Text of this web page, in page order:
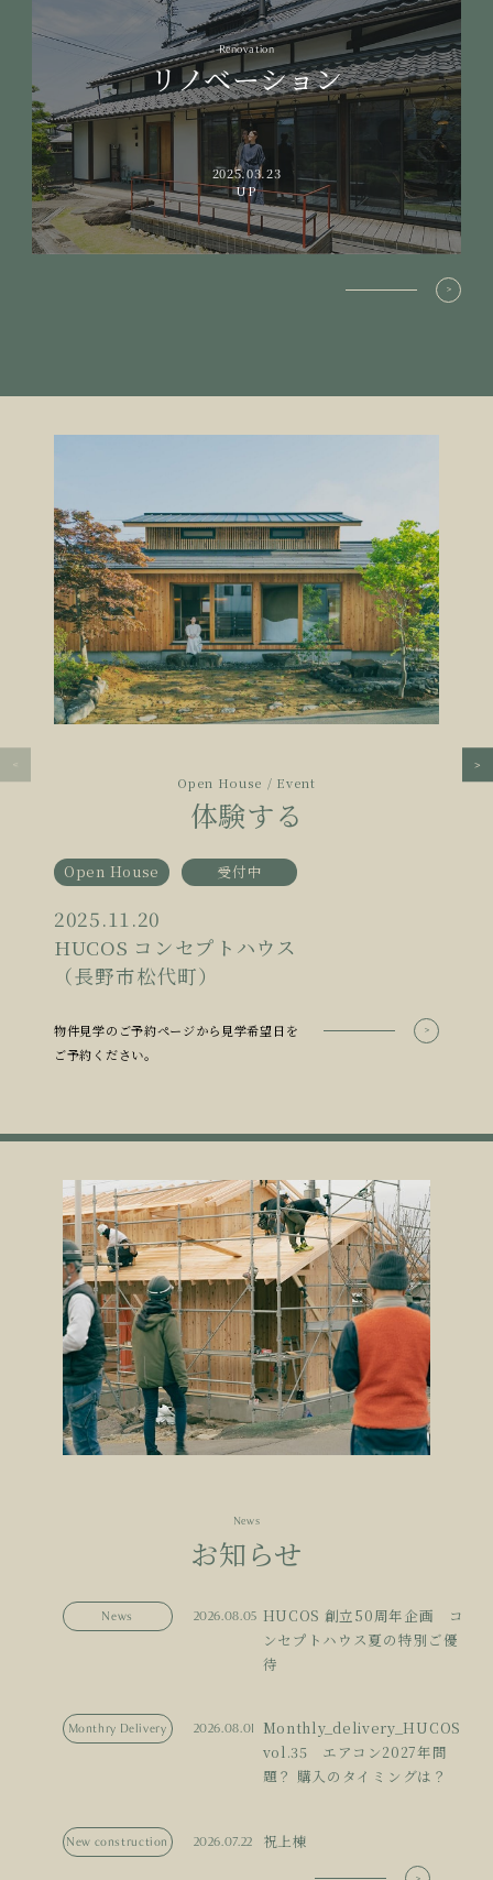
Renovation
リノベーション
2025.03.23
UP
Open House / Event
体験する
Open House 受付中
2025.11.20
HUCOS コンセプトハウス
（長野市松代町）
物件見学のご予約ページから見学希望日を
ご予約ください。
News
お知らせ
News 2026.08.05 HUCOS 創立50周年企画 コ
ンセプトハウス夏の特別ご優
待
Monthry Delivery 2026.08.01
Monthly_delivery_HUCOS
vol.35 エアコン2027年問
題？ 購入のタイミングは？
New construction 2026.07.22 祝上棟